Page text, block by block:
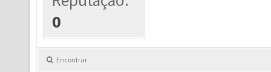
0
Encontrar